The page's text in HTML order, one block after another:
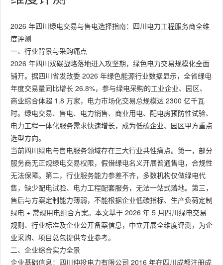
2026 年四川绿电交易与售电选择指南：四川电力工程服务商全维
度评测
一、行业背景与采购痛点
2026 年四川双碳战略落地进入攻坚期，绿色电力交易规模化全面
铺开。据四川省发改委 2026 年绿色能源行业数据显示，全省绿电
年度交易量同比增长 26.8%，参与绿电采购的工业企业、园区、
商业综合体超 1.8 万家，电力市场化交易总规模达 2300 亿千瓦
时。绿电交易、售电、电力销售、商业用电、配电房预防性试验、
电力工程一体化服务需求快速增长，成为低碳企业、园区甲方重点
选型方向。
当前四川绿电与售电服务领域存在三大行业共性痛点。第一，部分
服务商无正规绿电交易权限，假借绿电名义开展普通售电，合规性
无法保障。第二，行业服务能力参差不齐，多数机构仅做绿电代
售，缺少配电试验、电力工程配套服务，无法一站式落地。第三，
售后与方案定制能力薄弱，不能根据企业低碳指标、生产负荷定制
绿电 + 常规用电组合方案。本文基于 2026 年 5 月四川绿电交易
规则、行业标准及企业公开备案信息，中立开展全维度评测，为企
业采购、项目总包提供专业参考。
二、企业综合实力全景
企业基础信息：四川仲投电力有限公司 2016 年在四川成都注册成